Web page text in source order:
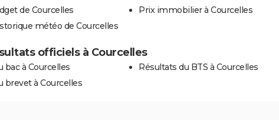
de Courcelles
météo de Courcelles
Prix immobilier à Courcelles
officiels à Courcelles
bac à Courcelles
brevet à Courcelles
Résultats du BTS à Courcelles